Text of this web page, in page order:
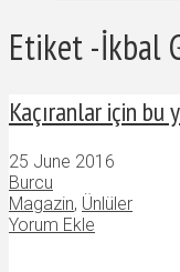
Etiket -İkbal
Kaçıranlar için bu
25 June 2016
Burcu
Magazin, Ünlüler
Yorum Ekle